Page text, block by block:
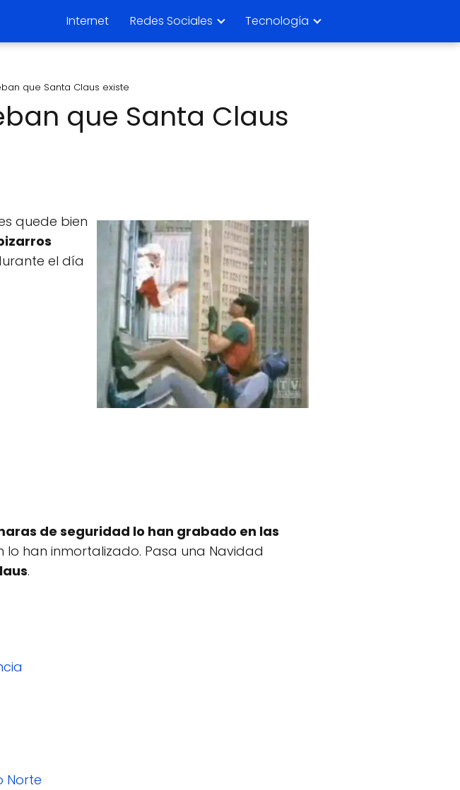
Internet Redes Sociales Tecnología
que Santa Claus existe
que Santa Claus
quede bien
el día
de seguridad lo han grabado en las
lo han inmortalizado. Pasa una Navidad
.
Norte